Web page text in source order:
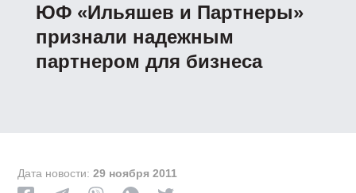
ЮФ «Ильяшев и Партнеры»
признали надежным
партнером для бизнеса
Дата новости:29 ноября 2011